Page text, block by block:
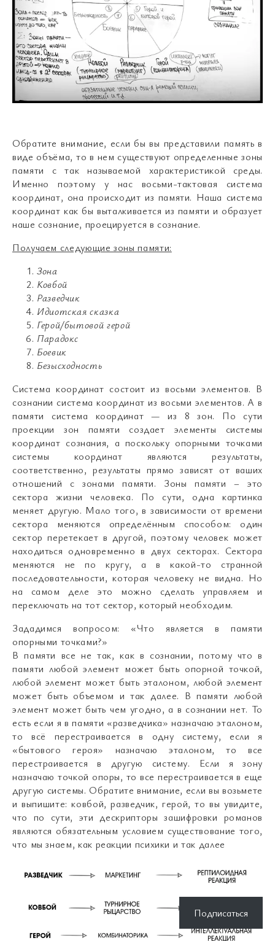
Обратите внимание, если бы вы представили память в
виде объёма, то в нем существуют определенные зоны
памяти с так называемой характеристикой среды.
Именно поэтому у нас восьми-тактовая система
координат, она происходит из памяти. Наша система
координат как бы выталкивается из памяти и образует
наше сознание, проецируется в сознание.
Получаем следующие зоны памяти:
Зона
Ковбой
Разведчик
Идиотская сказка
Герой/бытовой герой
Парадокс
Боевик
Безысходность
Система координат состоит из восьми элементов. В
сознании система координат из восьми элементов. А в
памяти система координат — из 8 зон. По сути
проекции зон памяти создает элементы системы
координат сознания, а поскольку опорными точками
системы координат являются результаты,
соответственно, результаты прямо зависят от ваших
отношений с зонами памяти. Зоны памяти – это
сектора жизни человека. По сути, одна картинка
меняет другую. Мало того, в зависимости от времени
сектора меняются определённым способом: один
сектор перетекает в другой, поэтому человек может
находиться одновременно в двух секторах. Сектора
меняются не по кругу, а в какой-то странной
последовательности, которая человеку не видна. Но
на самом деле это можно сделать управляем и
переключать на тот сектор, который необходим.
Зададимся вопросом: «Что является в памяти
опорными точками?»
В памяти все не так, как в сознании, потому что в
памяти любой элемент может быть опорной точкой,
любой элемент может быть эталоном, любой элемент
может быть объемом и так далее. В памяти любой
элемент может быть чем угодно, а в сознании нет. То
есть если я в памяти «разведчика» назначаю эталоном,
то всё перестраивается в одну систему, если я
«бытового героя» назначаю эталоном, то все
перестраивается в другую систему. Если я зону
назначаю точкой опоры, то все перестраивается в еще
другую системы. Обратите внимание, если вы возьмете
и выпишите: ковбой, разведчик, герой, то вы увидите,
что по сути, эти дескрипторы зашифровки романов
являются обязательным условием существование того,
что мы знаем, как реакции психики и так далее
Подписаться